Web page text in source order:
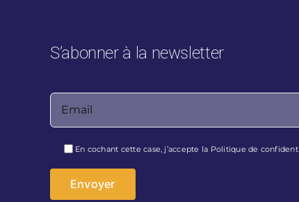
S’abonner à la newsletter
Veuillez laisser ce champ vide.
En cochant cette case, j’accepte la Politique de